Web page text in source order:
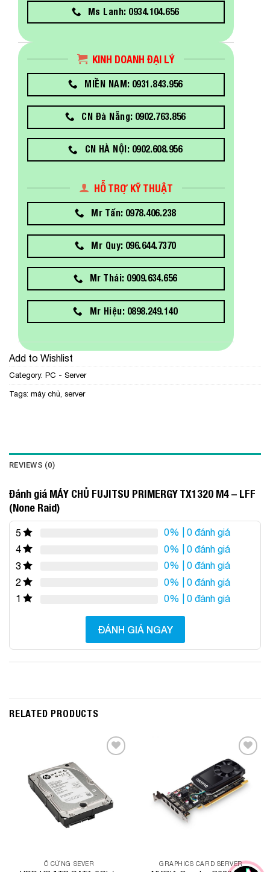
Ms Lanh: 0934.104.656
KINH DOANH ĐẠI LÝ
MIỀN NAM: 0931.843.956
CN Đà Nẵng: 0902.763.856
CN HÀ NỘI: 0902.608.956
HỖ TRỢ KỸ THUẬT
Mr Tấn: 0978.406.238
Mr Quy: 096.644.7370
Mr Thái: 0909.634.656
Mr Hiệu: 0898.249.140
Add to Wishlist
Category: PC - Server
Tags: máy chủ, server
REVIEWS (0)
Đánh giá MÁY CHỦ FUJITSU PRIMERGY TX1320 M4 – LFF
(None Raid)
5 0% | 0 đánh giá
4
0% | 0 đánh giá
3
0% | 0 đánh giá
2
0% | 0 đánh giá
1
0% | 0 đánh giá
ĐÁNH GIÁ NGAY
RELATED PRODUCTS
Ổ CỨNG SEVER
Add to
Wishlist
GRAPHICS CARD SERVER